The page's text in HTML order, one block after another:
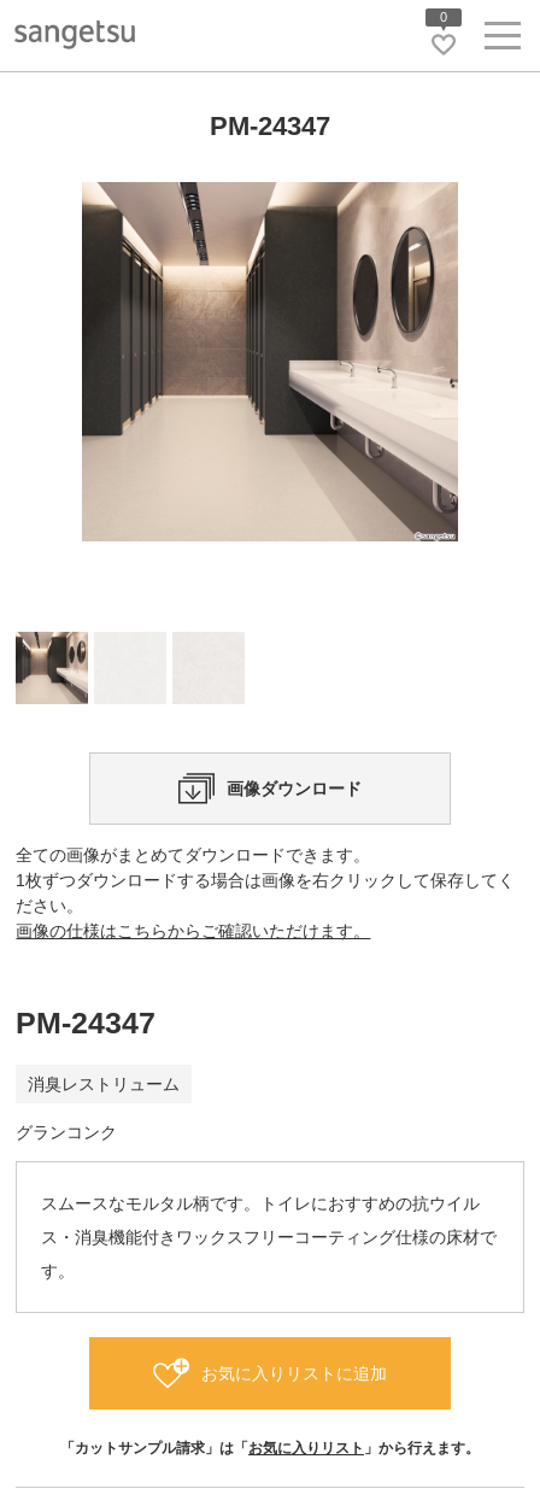
0
PM-24347
画像ダウンロード
全ての画像がまとめてダウンロードできます。
1枚ずつダウンロードする場合は画像を右クリックして保存してく
ださい。
画像の仕様はこちらからご確認いただけます。
PM-24347
消臭レストリューム
グランコンク
スムースなモルタル柄です。トイレにおすすめの抗ウイル
ス・消臭機能付きワックスフリーコーティング仕様の床材で
す。
お気に入りリストに追加
「カットサンプル請求」は「 お気に入りリスト 」から行えます。